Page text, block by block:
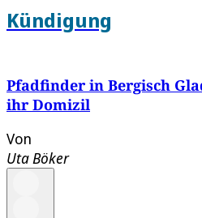
Kündigung
Pfadfinder in Bergisch
ihr Domizil
Von
Uta Böker